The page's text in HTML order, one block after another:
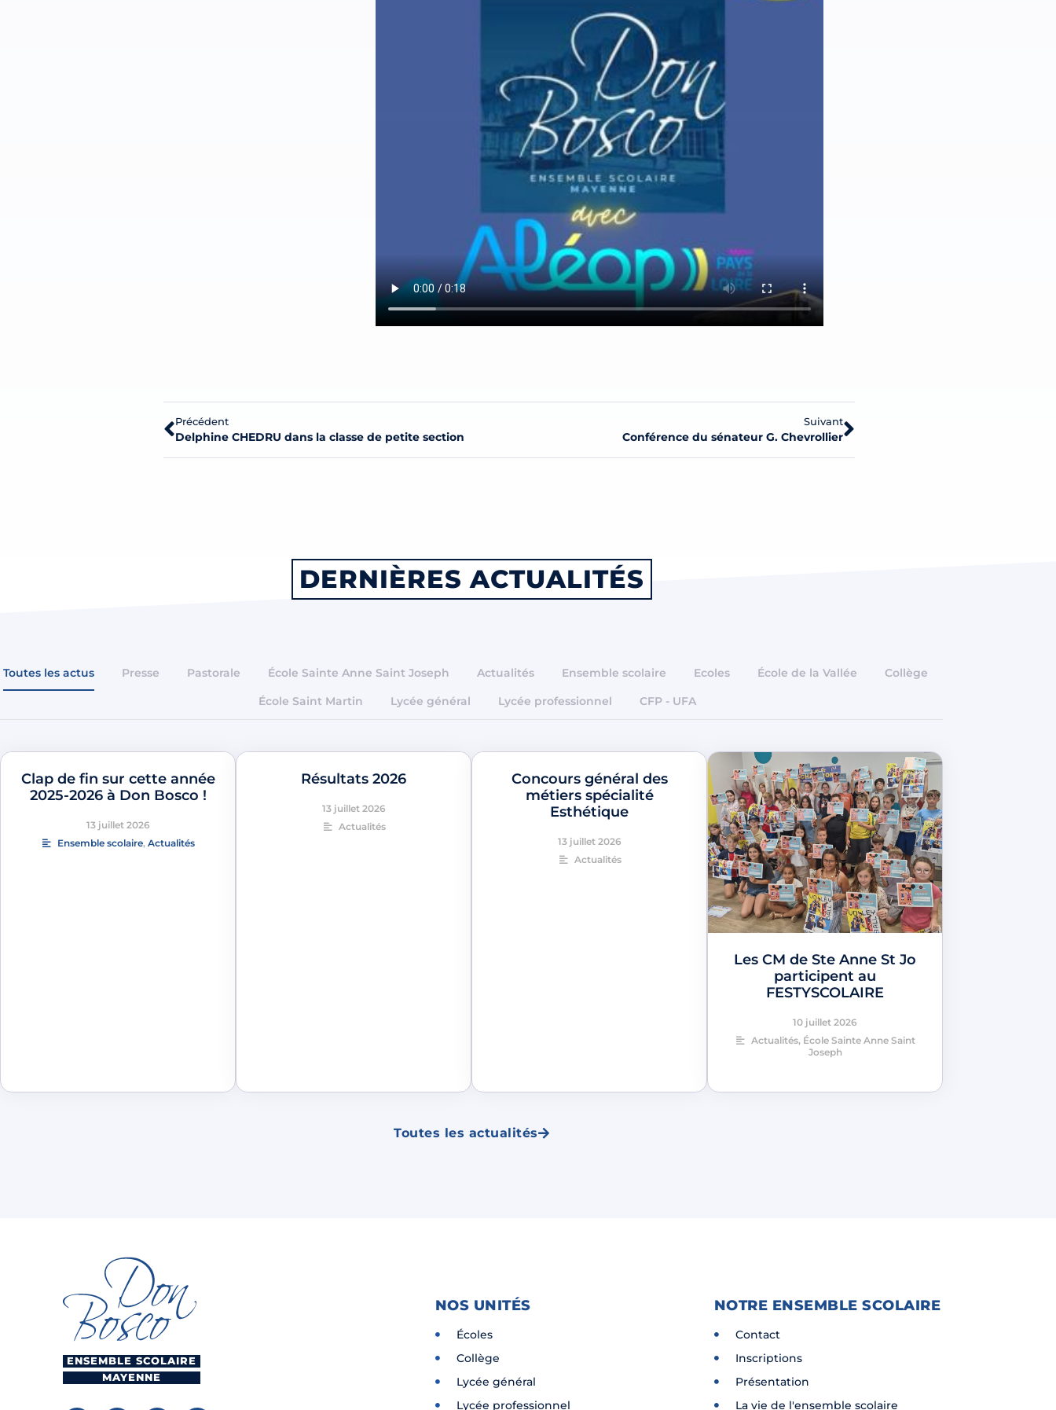
Précédent
Delphine CHEDRU dans la classe de petite section
Suivant
Conférence du sénateur G. Chevrollier
DERNIÈRES ACTUALITÉS
Toutes les actus Presse Pastorale École Sainte Anne Saint Joseph Actualités Ensemble scolaire Ecoles École de la Vallée
Collège
École Saint Martin
Lycée général Lycée professionnel CFP - UFA
Clap de fin sur cette année
2025-2026 à Don Bosco !
13 juillet 2026
Ensemble scolaire, Actualités
Résultats 2026
13 juillet 2026
Actualités
Concours général des
métiers spécialité
Esthétique
13 juillet 2026
Actualités
Les CM de Ste Anne St Jo
participent au
FESTYSCOLAIRE
10 juillet 2026
Actualités, École Sainte Anne Saint
Joseph
Toutes les actualités
ENSEMBLE SCOLAIRE
MAYENNE
NOS UNITÉS
Écoles
Collège
Lycée général
Lycée professionnel
NOTRE ENSEMBLE SCOLAIRE
Contact
Inscriptions
Présentation
La vie de l'ensemble scolaire